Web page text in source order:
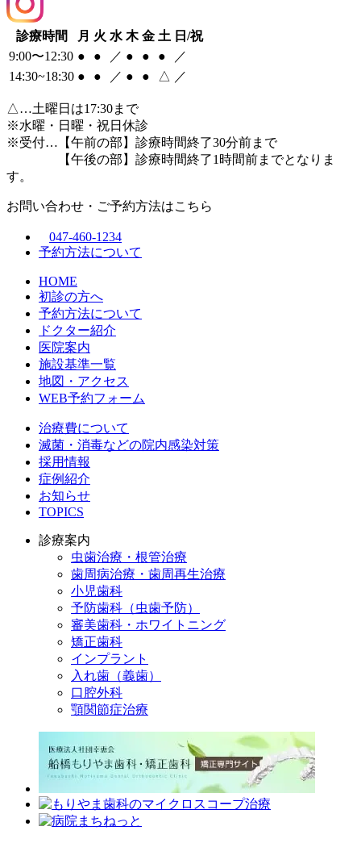
診療時間 月 火 水 木 金 土 日/祝
9:00〜12:30 ● ● ／ ● ● ●
／
14:30~18:30 ● ● ／ ● ● △ ／
△…土曜日は17:30まで
※水曜・日曜・祝日休診
※受付…【午前の部】診療時間終了30分前まで
【午後の部】診療時間終了1時間前までとなりま
す。
お問い合わせ・ご予約方法はこちら
047-460-1234
予約方法について
HOME
初診の方へ
予約方法について
ドクター紹介
医院案内
施設基準一覧
地図・アクセス
WEB予約フォーム
治療費について
滅菌・消毒などの院内感染対策
採用情報
症例紹介
お知らせ
TOPICS
診療案内
虫歯治療・根管治療
歯周病治療・歯周再生治療
小児歯科
予防歯科（虫歯予防）
審美歯科・ホワイトニング
矯正歯科
インプラント
入れ歯（義歯）
口腔外科
顎関節症治療